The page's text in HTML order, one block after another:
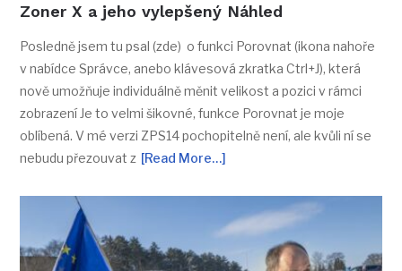
Zoner X a jeho vylepšený Náhled
Posledně jsem tu psal (zde) o funkci Porovnat (ikona nahoře
v nabídce Správce, anebo klávesová zkratka Ctrl+J), která
nově umožňuje individuálně měnit velikost a pozici v rámci
zobrazení Je to velmi šikovné, funkce Porovnat je moje
oblíbená. V mé verzi ZPS14 pochopitelně není, ale kvůli ní se
nebudu přezouvat z [Read More…]